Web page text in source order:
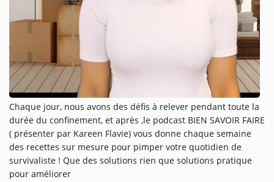
TOP 10
ARTISTS
PLAYLIST
PLAYED TRACKS
Medias
PHOTOS
Chaque jour, nous avons des défis à relever pendant toute la
durée du confinement, et après ,le podcast BIEN SAVOIR FAIRE
( présenter par Kareen Flavie) vous donne chaque semaine
des recettes sur mesure pour pimper votre quotidien de
survivaliste ! Que des solutions rien que solutions pratique
pour améliorer